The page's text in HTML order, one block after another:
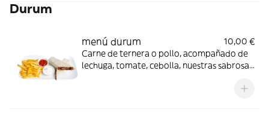
Durum
menú durum
10,00 €
Carne de ternera o pollo, acompañado de
lechuga, tomate, cebolla, nuestras sabrosas